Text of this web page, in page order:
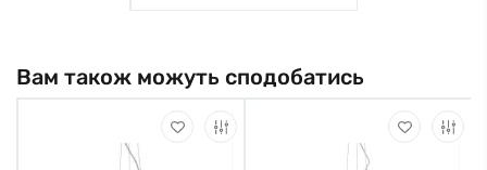
Вам також можуть сподобатись